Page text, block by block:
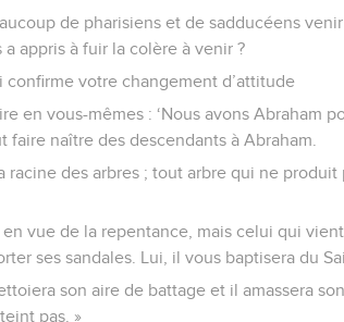
de pharisiens et de sadducéens
appris à fuir la colère à venir ?
votre changement d’attitude
en vous-mêmes : ‘Nous avons Abraham
naître des descendants à Abraham.
racine des arbres ; tout arbre qui ne
vue de la repentance, mais celui qui
ses sandales. Lui, il vous baptisera du
son aire de battage et il amassera
pas. »